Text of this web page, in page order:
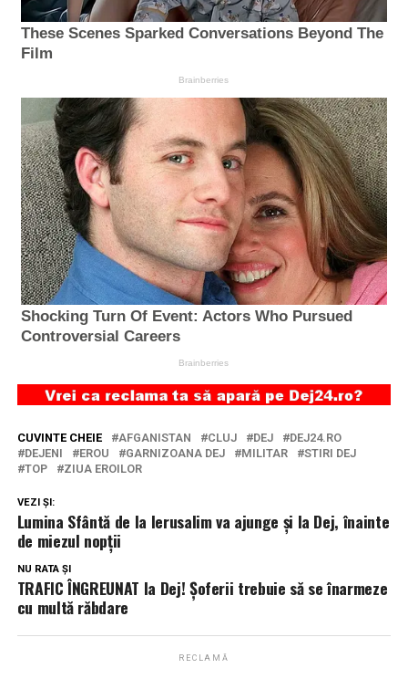
CUVINTE CHEIE AFGANISTAN CLUJ DEJ
DEJ24.RO
DEJENI
EROU GARNIZOANA DEJ MILITAR
STIRI DEJ
TOP
ZIUA EROILOR
VEZI ȘI:
Lumina Sfântă de la Ierusalim va ajunge și la Dej, înainte
de miezul nopții
NU RATA ȘI
TRAFIC ÎNGREUNAT la Dej! Șoferii trebuie să se înarmeze
cu multă răbdare
RECLAMĂ